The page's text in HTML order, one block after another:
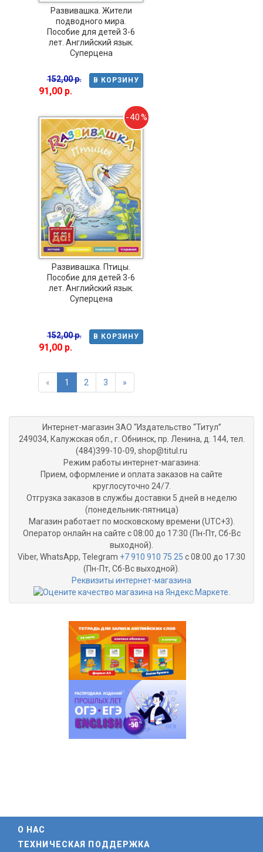
Развивашка. Жители
подводного мира.
Пособие для детей 3-6
лет. Английский язык.
Суперцена
В КОРЗИНУ
152,00 р.
91,00 р.
-40%
Развивашка. Птицы.
Пособие для детей 3-6
лет. Английский язык.
Суперцена
В КОРЗИНУ
152,00 р.
91,00 р.
« 1 2 3 »
Интернет-магазин ЗАО “Издательство “Титул”
249034, Калужская обл., г. Обнинск, пр. Ленина, д. 144, тел.
(484)399-10-09, shop@titul.ru
Режим работы интернет-магазина:
Прием, оформление и оплата заказов на сайте
круглосуточно 24/7.
Отгрузка заказов в службы доставки 5 дней в неделю
(понедельник-пятница)
Магазин работает по московскому времени (UTC+3).
Оператор онлайн на сайте с 08:00 до 17:30 (Пн-Пт, Сб-Вс
выходной).
Viber, WhatsApp, Telegram +7 910 910 75 25 с 08:00 до 17:30
(Пн-Пт, Сб-Вс выходной).
Реквизиты интернет-магазина
О НАС
ТЕХНИЧЕСКАЯ ПОДДЕРЖКА